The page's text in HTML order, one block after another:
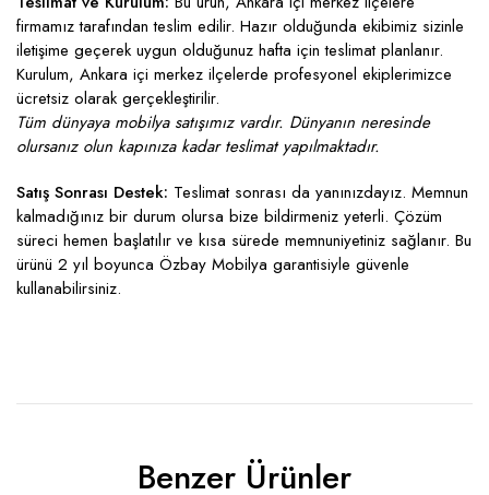
firmamız tarafından teslim edilir. Hazır olduğunda ekibimiz sizinle
iletişime geçerek uygun olduğunuz hafta için teslimat planlanır.
Kurulum, Ankara içi merkez ilçelerde profesyonel ekiplerimizce
ücretsiz olarak gerçekleştirilir.
Tüm dünyaya mobilya satışımız vardır. Dünyanın neresinde
olursanız olun kapınıza kadar teslimat yapılmaktadır.
Satış Sonrası Destek: Teslimat sonrası da yanınızdayız. Memnun
kalmadığınız bir durum olursa bize bildirmeniz yeterli. Çözüm
süreci hemen başlatılır ve kısa sürede memnuniyetiniz sağlanır. Bu
ürünü 2 yıl boyunca Özbay Mobilya garantisiyle güvenle
kullanabilirsiniz.
Benzer Ürünler